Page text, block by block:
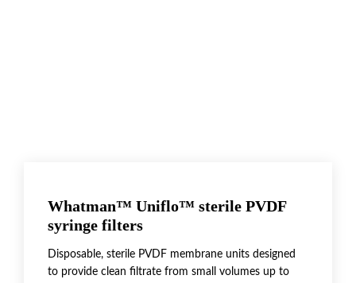
Whatman™ Uniflo™ sterile PVDF
syringe filters
Disposable, sterile PVDF membrane units designed
to provide clean filtrate from small volumes up to